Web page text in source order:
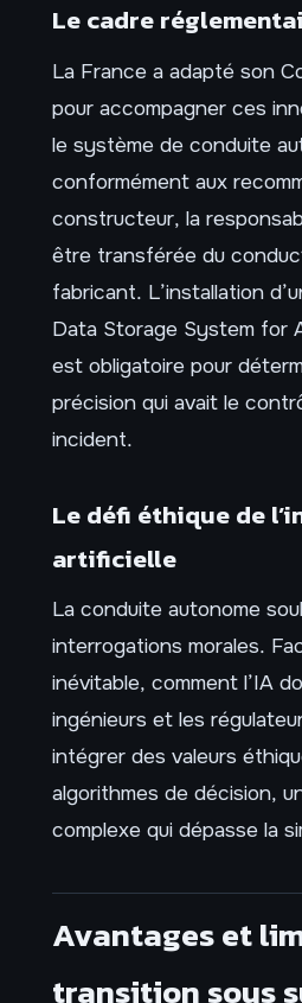
Le cadre
La France a adapté son
pour accompagner ces
le système de conduite
conformément aux
constructeur, la
être transférée du
fabricant. L’installation
Data Storage System for
est obligatoire pour
précision qui avait le
incident.
Le défi éthique de
artificielle
La conduite autonome
interrogations morales.
inévitable, comment l’IA
ingénieurs et les
intégrer des valeurs
algorithmes de décision,
complexe qui dépasse la
Avantages et
transition sous